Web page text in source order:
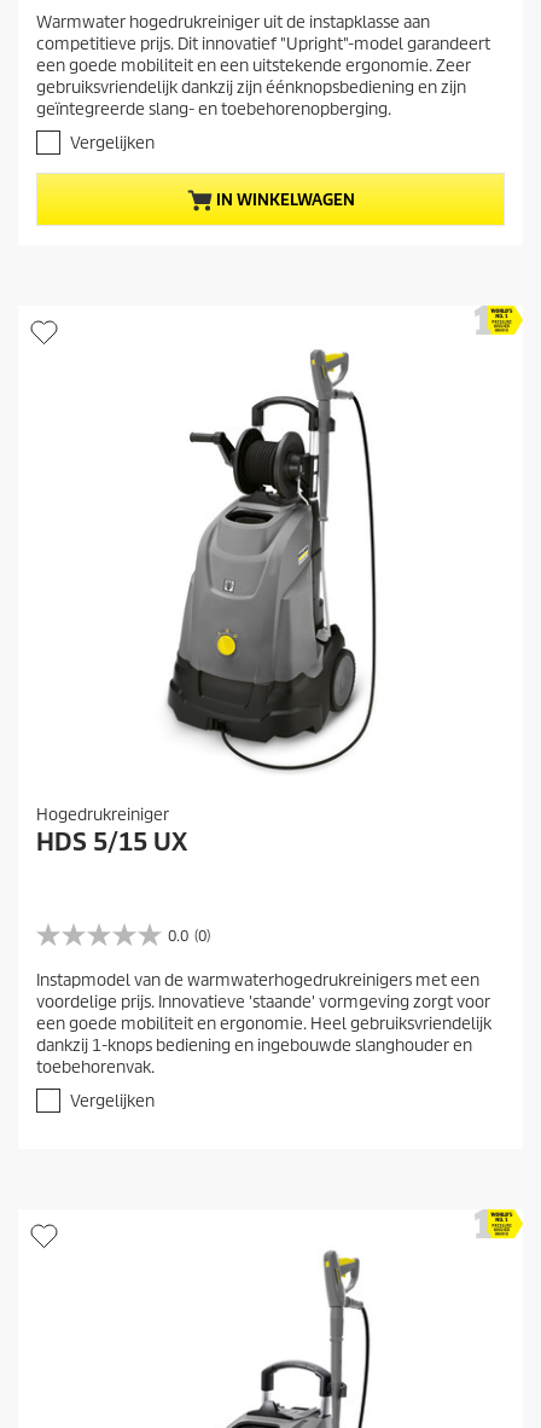
d
u
c
t
r
i
j
a
n
i
g
e
p
r
d
u
r
i
0
v
a
n
d
5
s
t
e
.
Warmwater hogedrukreiniger uit de instapklasse aan
competitieve prijs. Dit innovatief "Upright"-model garandeert
een goede mobiliteit en een uitstekende ergonomie. Zeer
gebruiksvriendelijk dankzij zijn éénknopsbediening en zijn
geïntegreerde slang- en toebehorenopberging.
Vergelijken
IN WINKELWAGEN
Hogedrukreiniger
HDS 5/15 UX
0.0 (0)
0
0
v
a
n
d
5
r
e
Instapmodel van de warmwaterhogedrukreinigers met een
voordelige prijs. Innovatieve 'staande' vormgeving zorgt voor
een goede mobiliteit en ergonomie. Heel gebruiksvriendelijk
dankzij 1-knops bediening en ingebouwde slanghouder en
toebehorenvak.
Vergelijken